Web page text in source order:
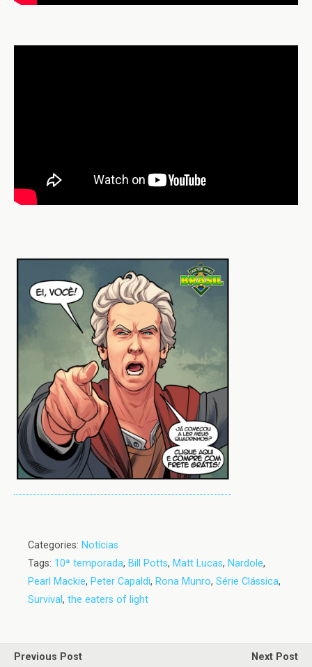
Categories: Notícias
Tags: 10ª temporada, Bill Potts, Matt Lucas, Nardole,
Pearl Mackie, Peter Capaldi, Rona Munro, Série Clássica,
Survival, the eaters of light
Previous Post
Next Post